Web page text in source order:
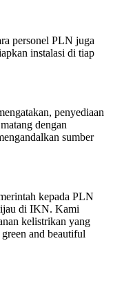
personel PLN juga
instalasi di tiap
penyediaan
dengan
sumber
kepada PLN
di IKN. Kami
kelistrikan yang
and beautiful